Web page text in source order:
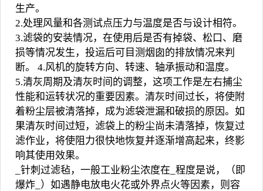
生产。
2.处理风量和各测试点压力与温度是否与设计相符。
3.滤袋的安装情况，在使用后是否有掉袋、松口、磨
损等情况发生，投运后可目测烟囱的排放情况来判
断。 4.风机的旋转方向、转速、轴承振动和温度。
5.清灰周期及清灰时间的调整，这项工作是左右捕尘
性能和运转状况的重要因素。清灰时间过长，将使附
着粉尘层被清落掉，成为滤袋泄漏和破损的原因。如
果清灰时间过短，滤袋上的粉尘尚未清落掉，恢复过
滤作业，将使阻力很快地恢复并逐渐增高起来，终影
响其使用效果。
_针刺过滤毡，一般工业粉尘浓度在_程度是说，（即
爆炸_）如遇静电放电火花或外界点火等因素，则容